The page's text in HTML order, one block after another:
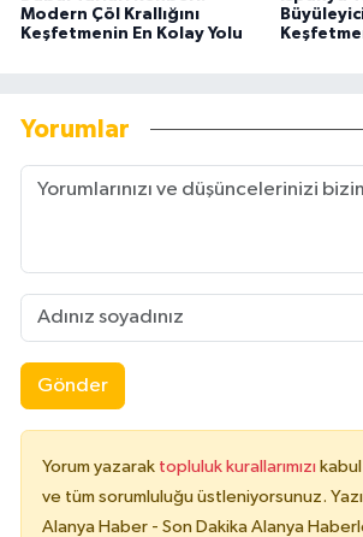
Modern Çöl Krallığını
Keşfetmenin En Kolay Yolu
Yorumlar
Gönder
Yorum yazarak topluluk kurallarımızı
ve tüm sorumluluğu üstleniyorsunuz.
Alanya Haber - Son Dakika Alanya